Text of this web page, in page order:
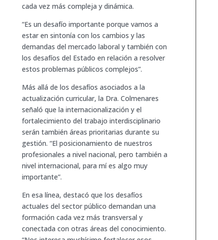
cada vez más compleja y dinámica.
“Es un desafío importante porque vamos a
estar en sintonía con los cambios y las
demandas del mercado laboral y también con
los desafíos del Estado en relación a resolver
estos problemas públicos complejos”.
Más allá de los desafíos asociados a la
actualización curricular, la Dra. Colmenares
señaló que la internacionalización y el
fortalecimiento del trabajo interdisciplinario
serán también áreas prioritarias durante su
gestión. “El posicionamiento de nuestros
profesionales a nivel nacional, pero también a
nivel internacional, para mí es algo muy
importante”.
En esa línea, destacó que los desafíos
actuales del sector público demandan una
formación cada vez más transversal y
conectada con otras áreas del conocimiento.